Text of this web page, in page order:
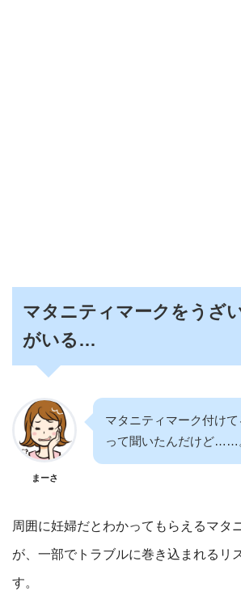
マタニティマークをうざ
がいる…
まーさ
マタニティマーク付け
って聞いたんだけど……
周囲に妊婦だとわかってもらえるマタ
が、一部でトラブルに巻き込まれるリ
す。